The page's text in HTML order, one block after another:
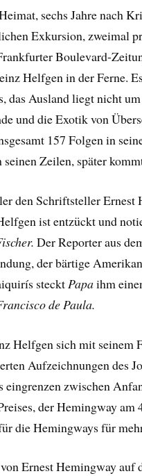
sechs Jahre nach
Exkursion, zweimal
Boulevard-
Helfgen in der Ferne.
das Ausland liegt nicht
und die Exotik von
157 Folgen in
Zeilen, später
den Schriftsteller Ernest
ist entzückt und
Der Reporter aus
der bärtige
steckt Papaihm
de Paula.
Helfgen sich mit seinem
Aufzeichnungen des
eingrenzen zwischen
der Hemingway
die Hemingways für
Ernest Hemingway auf